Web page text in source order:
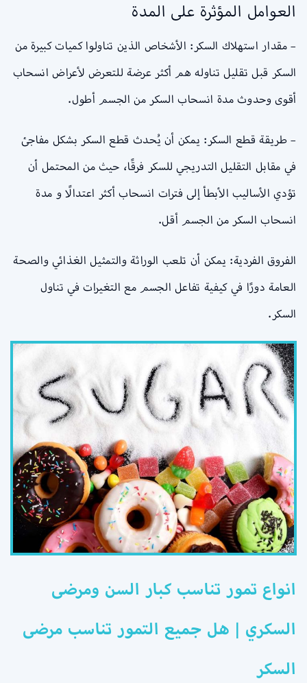
العوامل المؤثرة على المدة
– مقدار استهلاك السكر: الأشخاص الذين تناولوا كميات كبيرة من
السكر قبل تقليل تناوله هم أكثر عرضة للتعرض لأعراض انسحاب
أقوى وحدوث مدة انسحاب السكر من الجسم أطول.
– طريقة قطع السكر: يمكن أن يُحدث قطع السكر بشكل مفاجئ
في مقابل التقليل التدريجي للسكر فرقًا، حيث من المحتمل أن
تؤدي الأساليب الأبطأ إلى فترات انسحاب أكثر اعتدالًا و مدة
انسحاب السكر من الجسم أقل.
الفروق الفردية: يمكن أن تلعب الوراثة والتمثيل الغذائي والصحة
العامة دورًا في كيفية تفاعل الجسم مع التغيرات في تناول
السكر.
انواع تمور تناسب كبار السن ومرضى
السكري | هل جميع التمور تناسب مرضى
السكر